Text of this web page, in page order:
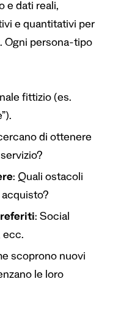
e dati reali,
e quantitativi per
Ogni persona-tipo
fittizio (es.
di ottenere
: Quali ostacoli
: Social
ecc.
scoprono nuovi
le loro